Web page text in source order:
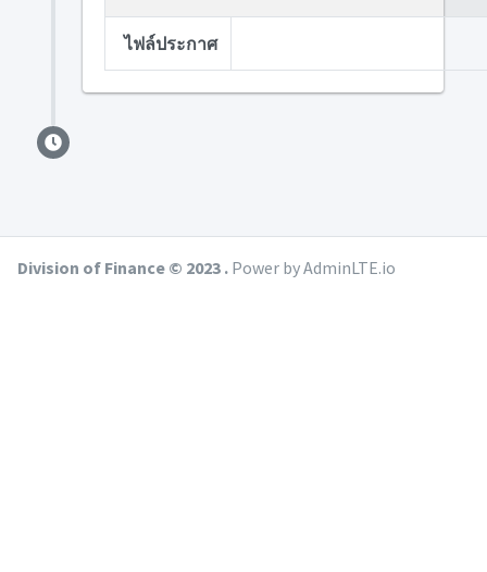
ไฟล์ประกาศ
Division of Finance © 2023 . Power by AdminLTE.io